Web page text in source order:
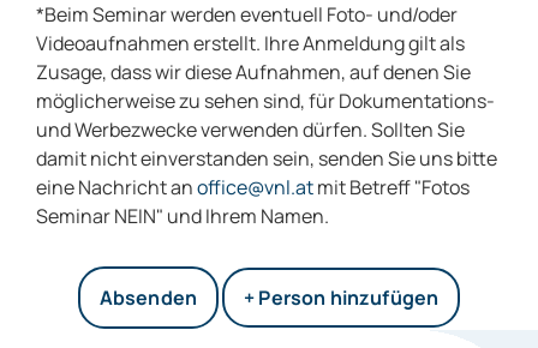
*Beim Seminar werden eventuell Foto- und/oder
Videoaufnahmen erstellt. Ihre Anmeldung gilt als
Zusage, dass wir diese Aufnahmen, auf denen Sie
möglicherweise zu sehen sind, für Dokumentations-
und Werbezwecke verwenden dürfen. Sollten Sie
damit nicht einverstanden sein, senden Sie uns bitte
eine Nachricht anoffice@vnl.atmit Betreff "Fotos
Seminar NEIN" und Ihrem Namen.
+ Person hinzufügen